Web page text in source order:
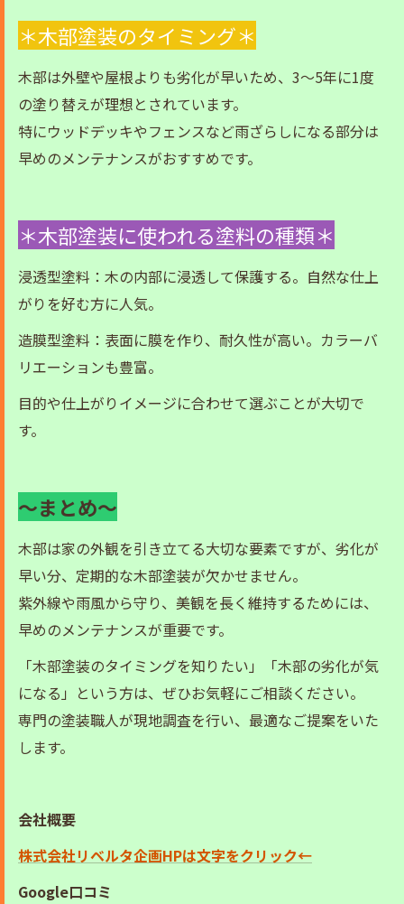
＊木部塗装のタイミング＊
木部は外壁や屋根よりも劣化が早いため、3〜5年に1度
の塗り替えが理想とされています。
特にウッドデッキやフェンスなど雨ざらしになる部分は
早めのメンテナンスがおすすめです。
＊木部塗装に使われる塗料の種類＊
浸透型塗料：木の内部に浸透して保護する。自然な仕上
がりを好む方に人気。
造膜型塗料：表面に膜を作り、耐久性が高い。カラーバ
リエーションも豊富。
目的や仕上がりイメージに合わせて選ぶことが大切で
す。
～まとめ～
木部は家の外観を引き立てる大切な要素ですが、劣化が
早い分、定期的な木部塗装が欠かせません。
紫外線や雨風から守り、美観を長く維持するためには、
早めのメンテナンスが重要です。
「木部塗装のタイミングを知りたい」「木部の劣化が気
になる」という方は、ぜひお気軽にご相談ください。
専門の塗装職人が現地調査を行い、最適なご提案をいた
します。
会社概要
株式会社リベルタ企画HPは文字をクリック←
Google口コミ